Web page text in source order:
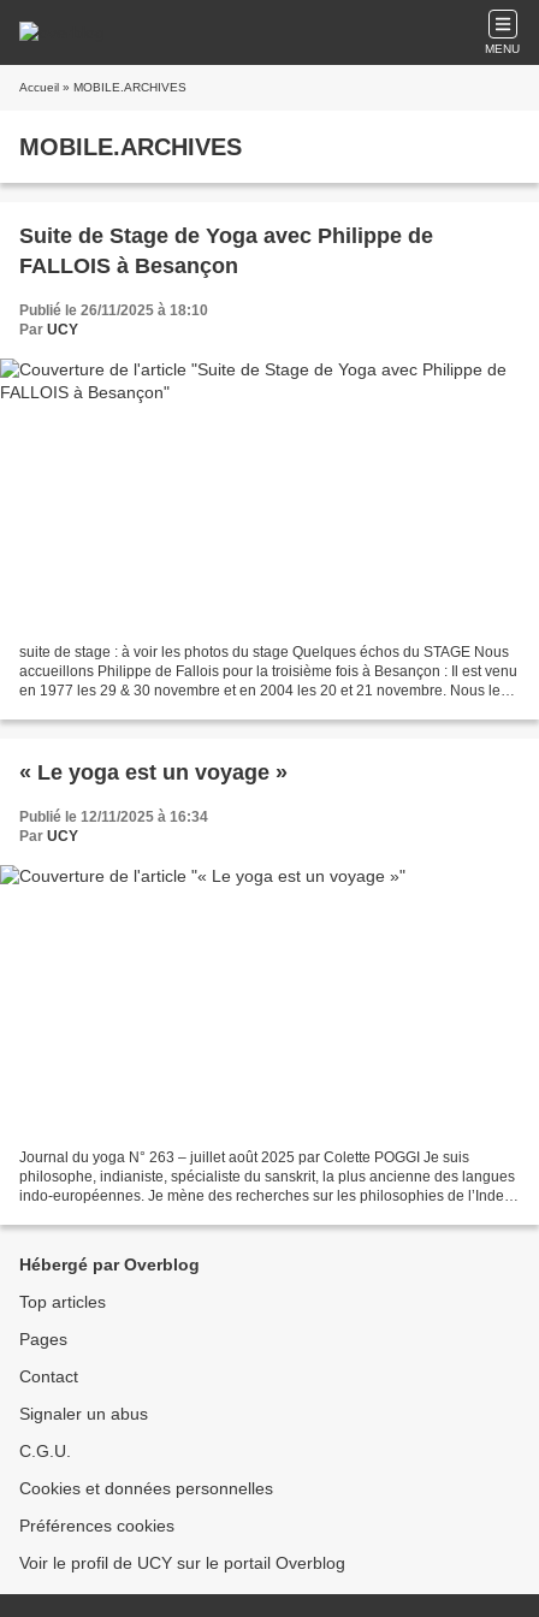
MENU
Accueil » MOBILE.ARCHIVES
MOBILE.ARCHIVES
Suite de Stage de Yoga avec Philippe de
FALLOIS à Besançon
Publié le 26/11/2025 à 18:10
Par UCY
suite de stage : à voir les photos du stage Quelques échos du STAGE Nous
accueillons Philippe de Fallois pour la troisième fois à Besançon : Il est venu
en 1977 les 29 & 30 novembre et en 2004 les 20 et 21 novembre. Nous le
« Le yoga est un voyage »
Publié le 12/11/2025 à 16:34
Par UCY
Journal du yoga N° 263 – juillet août 2025 par Colette POGGI Je suis
philosophe, indianiste, spécialiste du sanskrit, la plus ancienne des langues
indo-européennes. Je mène des recherches sur les philosophies de l’Inde,
Hébergé par Overblog
Top articles
Pages
Contact
Signaler un abus
C.G.U.
Cookies et données personnelles
Préférences cookies
Voir le profil de UCY sur le portail Overblog